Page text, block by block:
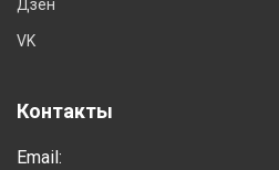
Дзен
VK
Контакты
Email: